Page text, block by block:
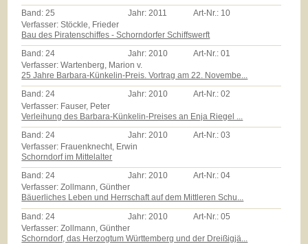
Band: 25 Jahr: 2011 Art-Nr.: 10
Verfasser: Stöckle, Frieder
Bau des Piratenschiffes - Schorndorfer Schiffswerft
Band:24 Jahr:2010 Art-Nr.:01
Verfasser: Wartenberg, Marion v.
25 Jahre Barbara-Künkelin-Preis. Vortrag am 22. Novembe...
Band:24 Jahr:2010 Art-Nr.:02
Verfasser: Fauser, Peter
Verleihung des Barbara-Künkelin-Preises an Enja Riegel ...
Band:24 Jahr:2010 Art-Nr.:03
Verfasser: Frauenknecht, Erwin
Schorndorf im Mittelalter
Band:24 Jahr:2010 Art-Nr.:04
Verfasser: Zollmann, Günther
Bäuerliches Leben und Herrschaft auf dem Mittleren Schu...
Band: 24 Jahr: 2010 Art-Nr.:05
Verfasser: Zollmann, Günther
Schorndorf, das Herzogtum Württemberg und der Dreißigjä...